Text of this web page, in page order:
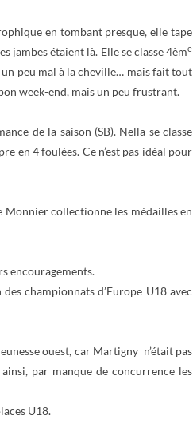
en tombant presque, elle tape
jambes étaient là. Elle se classe 4ème
peu mal à la cheville… mais fait tout
week-end, mais un peu frustrant.
de la saison (SB). Nella se classe
en 4 foulées. Ce n’est pas idéal pour
Monnier collectionne les médailles en
encouragements.
championnats d’Europe U18 avec
ouest, car Martigny n’était pas
par manque de concurrence les
U18.